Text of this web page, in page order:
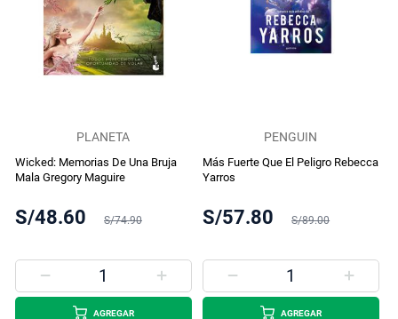
PLANETA
Wicked: Memorias De Una Bruja
Mala Gregory Maguire
S/48.60 S/74.90
AGREGAR
PENGUIN
Más Fuerte Que El Peligro Rebecca
Yarros
S/57.80 S/89.00
AGREGAR